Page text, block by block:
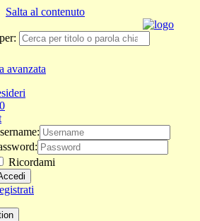
Salta al contenuto
avanzata
0
Ricordami